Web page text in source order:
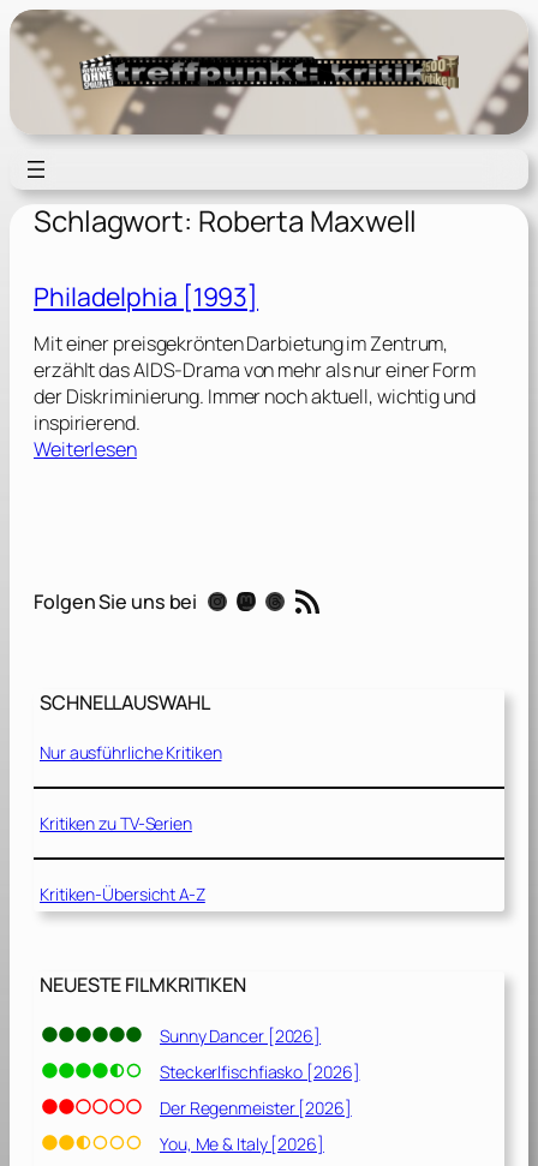
Zum
Inhalt
springen
Schlagwort: Roberta Maxwell
Philadelphia [1993]
Mit einer preisgekrönten Darbietung im Zentrum,
erzählt das AIDS-Drama von mehr als nur einer Form
der Diskriminierung. Immer noch aktuell, wichtig und
inspirierend.
Weiterlesen:
d
h
a
[
1
3
]
Folgen Sie uns bei Instagram Mastodon Threads RSS-Feed
SCHNELLAUSWAHL
Nur ausführliche Kritiken
Kritiken zu TV-Serien
Kritiken-Übersicht A-Z
NEUESTE FILMKRITIKEN
Sunny Dancer [2026]
Steckerlfischfiasko [2026]
Der Regenmeister [2026]
You, Me & Italy [2026]